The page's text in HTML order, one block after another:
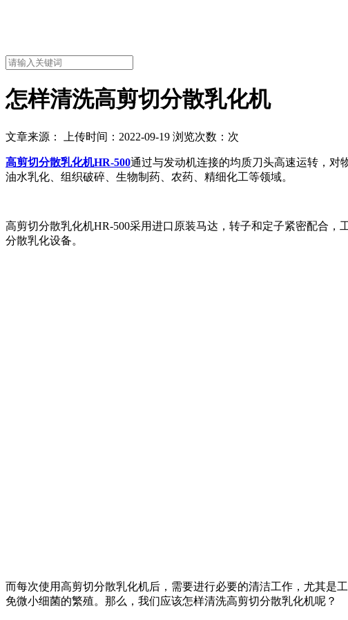
怎样清洗高剪切分散乳化机
文章来源： 上传时间：2022-09-19 浏览次数： 次
高剪切分散乳化机HR-500通过与发动机连接的均质刀头高速运转，对
油水乳化、组织破碎、生物制药、农药、精细化工等领域。
高剪切分散乳化机HR-500采用进口原装马达，转子和定子紧密配合
分散乳化设备。
而每次使用高剪切分散乳化机后，需要进行必要的清洁工作，尤其是
免微小细菌的繁殖。那么，我们应该怎样清洗高剪切分散乳化机呢？